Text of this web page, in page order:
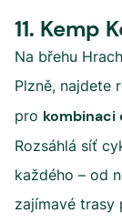
11. Kemp
Na břehu
Plzně, najdete
pro kombinaci
Rozsáhlá síť
každého – od
zajímavé trasy